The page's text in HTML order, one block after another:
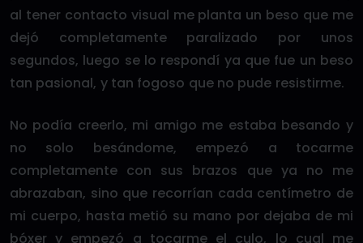
al tener contacto visual me planta un beso que me
dejó completamente paralizado por unos
segundos, luego se lo respondí ya que fue un beso
tan pasional, y tan fogoso que no pude resistirme.
No podía creerlo, mi amigo me estaba besando y
no solo besándome, empezó a tocarme
completamente con sus brazos que ya no me
abrazaban, sino que recorrían cada centímetro de
mi cuerpo, hasta metió su mano por dejaba de mi
bóxer y empezó a tocarme el culo, lo cual me